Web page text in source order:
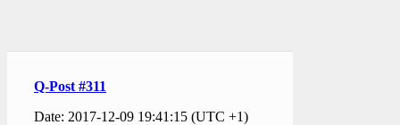
Q-Post #311
Date: 2017-12-09 19:41:15 (UTC +1)